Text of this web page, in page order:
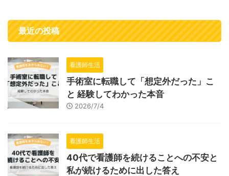
最近の投稿
看護師生活
手術室に転職して「想定外だった」こ
と 経験してわかった本音
2026/7/4
看護師生活
40代で看護師を続けることへの不安と
私が続けるために出した答え